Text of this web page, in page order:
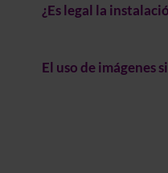
¿Es legal la
El uso de imágenes